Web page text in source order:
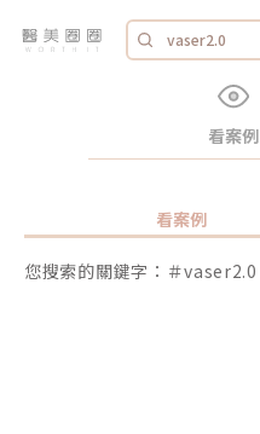
看案例
看案例
您搜索的關鍵字：＃vaser2.0